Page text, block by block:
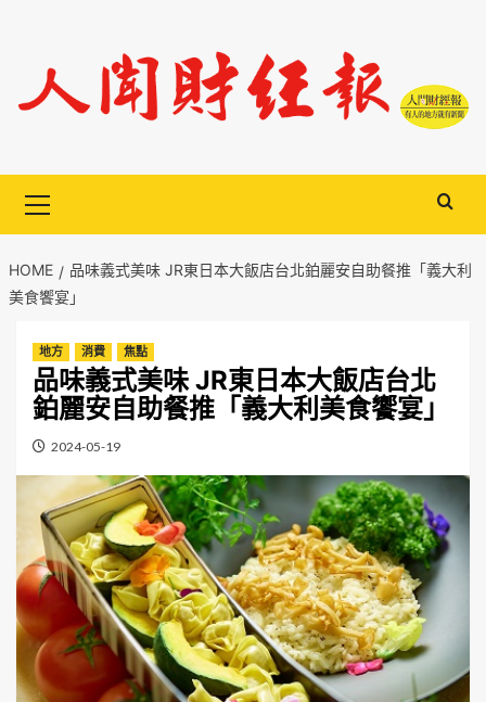
content
Menu
HOME
品味義式美味 JR東日本大飯店台北鉑麗安自助餐推「義大利
美食饗宴」
地方 消費 焦點
品味義式美味 JR東日本大飯店台北
鉑麗安自助餐推「義大利美食饗宴」
2024-05-19